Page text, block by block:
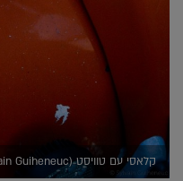
קלאסי עם טוויסט (Sylvain Guiheneuc)